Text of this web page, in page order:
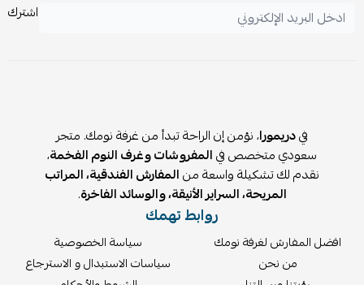
اشترك
فيدريمورا، نؤمن إن الراحة تبدأ من غرفة نومك. متجر
سعودي متخصص فيالمفروشات وغرف النوم الفخمة،
نقدم لك تشكيلة واسعة منالمفارش الفندقية، المراتب
المريحة، السراير الأنيقة، والوسائد الفاخرة.
روابط تهمك
افضل المفارش لغرفة نومك
من نحن
سياسة الخصوصية
سياسات الاستبدال و الاسترجاع